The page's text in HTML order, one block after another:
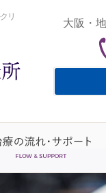
リ
大阪・